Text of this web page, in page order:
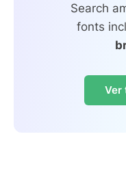
Search
fonts
Ver